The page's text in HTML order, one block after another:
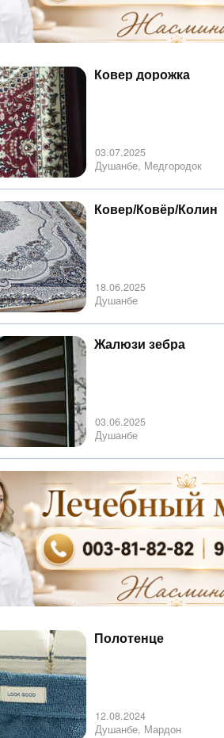
Ковер дорожка
03.07.2025
Душанбе, Медгородок
Ковер/Ковёр/Колин
18.06.2025
Душанбе
Жалюзи зебра
03.06.2025
Душанбе
Полотенце
12.08.2024
Душанбе, Мардон